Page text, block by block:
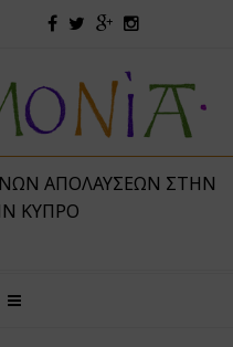
ΑΠΟΛΑΎΣΕΩΝ ΣΤΗΝ
ΚΎΠΡΟ